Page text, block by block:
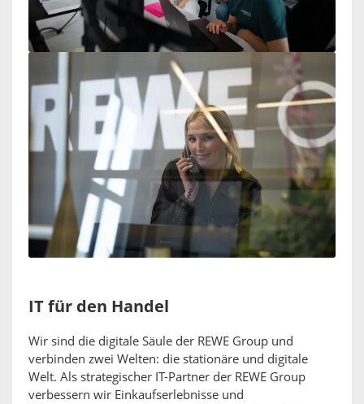
IT für den Handel
Wir sind die digitale Säule der REWE Group und
verbinden zwei Welten: die stationäre und digitale
Welt. Als strategischer IT-Partner der REWE Group
verbessern wir Einkaufserlebnisse und